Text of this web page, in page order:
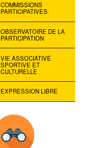
COMMISSIONS
PARTICIPATIVES
OBSERVATOIRE DE LA
PARTICIPATION
VIE ASSOCIATIVE
SPORTIVE ET
CULTURELLE
EXPRESSION LIBRE